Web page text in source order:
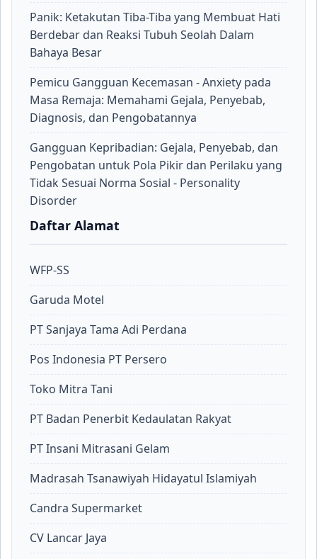
Panik: Ketakutan Tiba-Tiba yang Membuat Hati
Berdebar dan Reaksi Tubuh Seolah Dalam
Bahaya Besar
Pemicu Gangguan Kecemasan - Anxiety pada
Masa Remaja: Memahami Gejala, Penyebab,
Diagnosis, dan Pengobatannya
Gangguan Kepribadian: Gejala, Penyebab, dan
Pengobatan untuk Pola Pikir dan Perilaku yang
Tidak Sesuai Norma Sosial - Personality
Disorder
Daftar Alamat
WFP-SS
Garuda Motel
PT Sanjaya Tama Adi Perdana
Pos Indonesia PT Persero
Toko Mitra Tani
PT Badan Penerbit Kedaulatan Rakyat
PT Insani Mitrasani Gelam
Madrasah Tsanawiyah Hidayatul Islamiyah
Candra Supermarket
CV Lancar Jaya